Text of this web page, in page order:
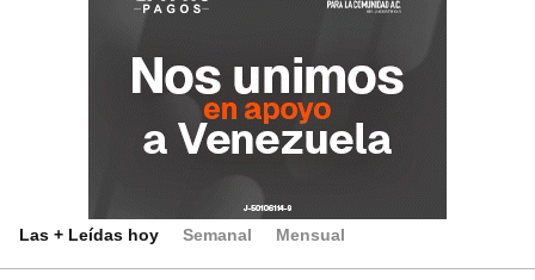
Las + Leídas hoy Semanal Mensual